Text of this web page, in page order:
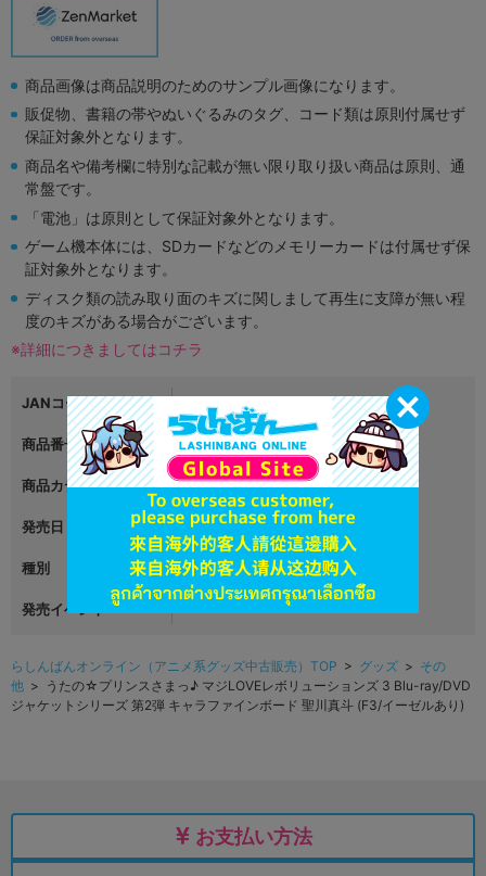
商品画像は商品説明のためのサンプル画像になります。
販促物、書籍の帯やぬいぐるみのタグ、コード類は原則付属せず
保証対象外となります。
商品名や備考欄に特別な記載が無い限り取り扱い商品は原則、通
常盤です。
「電池」は原則として保証対象外となります。
ゲーム機本体には、SDカードなどのメモリーカードは付属せず保
証対象外となります。
ディスク類の読み取り面のキズに関しまして再生に支障が無い程
度のキズがある場合がございます。
※詳細につきましてはコチラ
JANコード 4988003572860
商品番号 L04189248
商品カテゴリ グッズ
発売日 2021年04月15日
種別 その他
発売イベント
らしんばんオンライン（アニメ系グッズ中古販売）TOP > グッズ > その
他 > うたの☆プリンスさまっ♪ マジLOVEレボリューションズ 3 Blu-ray/DVD
ジャケットシリーズ 第2弾 キャラファインボード 聖川真斗 (F3/イーゼルあり)
お支払い方法